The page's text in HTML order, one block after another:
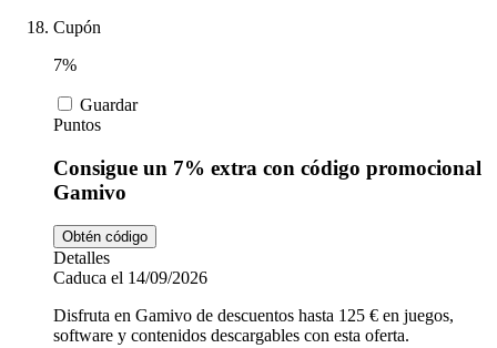
Cupón
7%
Guardar
Puntos
Consigue un 7% extra con código promocional
Gamivo
Obtén código
Detalles
Caduca el 14/09/2026
Disfruta en Gamivo de descuentos hasta 125 € en juegos,
software y contenidos descargables con esta oferta.